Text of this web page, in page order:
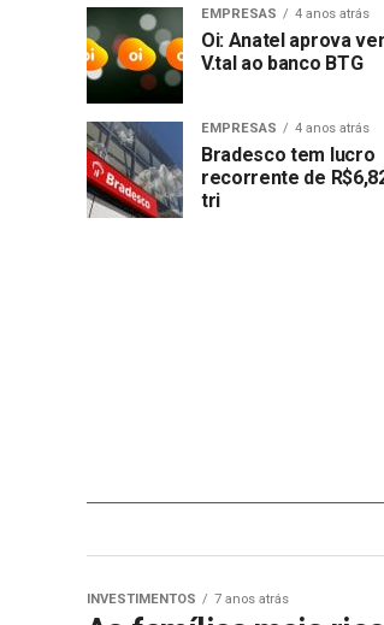
EMPRESAS 4 anos atrás
Oi: Anatel aprova
V.tal ao banco BTG
EMPRESAS 4 anos atrás
Bradesco tem lucro
recorrente de
tri
INVESTIMENTOS 7 anos atrás